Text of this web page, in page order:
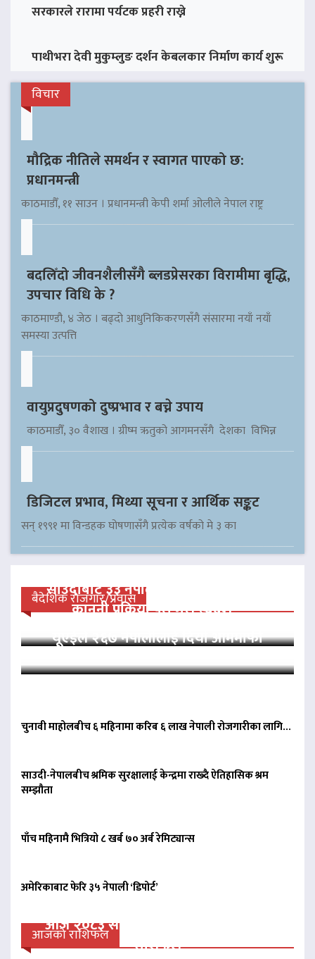
सरकारले रारामा पर्यटक प्रहरी राख्ने
पाथीभरा देवी मुकुम्लुङ दर्शन केबलकार निर्माण कार्य शुरू
विचार
मौद्रिक नीतिले समर्थन र स्वागत पाएको छ:
प्रधानमन्त्री
काठमाडौँ, ११ साउन । प्रधानमन्त्री केपी शर्मा ओलीले नेपाल राष्ट्र
बदलिँदो जीवनशैलीसँगै ब्लडप्रेसरका विरामीमा बृद्धि,
उपचार विधि के ?
काठमाण्डौ, ४ जेठ । बढ्दो आधुनिकिकरणसँगै संसारमा नयाँ नयाँ
समस्या उत्पत्ति
वायुप्रदुषणको दुष्प्रभाव र बच्ने उपाय
काठमाडौँ, ३० वैशाख । ग्रीष्म ऋतुको आगमनसँगै देशका विभिन्न
डिजिटल प्रभाव, मिथ्या सूचना र आर्थिक सङ्कट
सन् १९९१ मा विन्डहक घोषणासँगै प्रत्येक वर्षको मे ३ का
बैदेशिक रोजगार/प्रवास
साउदीबाट ३३ नेपाली कैदीलाई आममाफी,
कानुनी प्रक्रिया पूरा गरी स्वदेश…
यूएईले २६७ नेपालीलाई दियो आममाफी
चुनावी माहोलबीच ६ महिनामा करिब ६ लाख नेपाली रोजगारीका लागि…
साउदी-नेपालबीच श्रमिक सुरक्षालाई केन्द्रमा राख्दै ऐतिहासिक श्रम
सम्झौता
पाँच महिनामै भित्रियो ८ खर्ब ७० अर्ब रेमिट्यान्स
अमेरिकाबाट फेरि ३५ नेपाली ‘डिपोर्ट’
आजको राशिफल
आज २०८३ साल साउन २३ गते शनिवारको
राशिफल